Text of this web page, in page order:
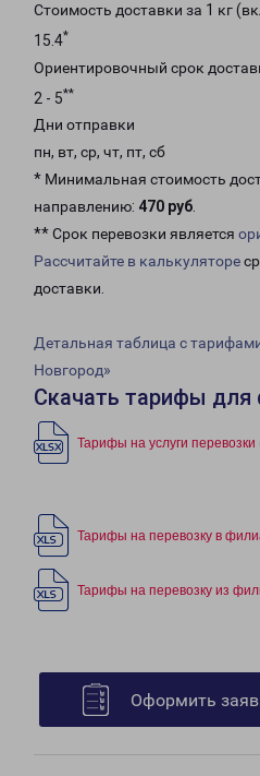
Стоимость доставки за 1 кг
15.4*
Ориентировочный срок
2 - 5**
Дни отправки
пн, вт, ср, чт, пт, сб
* Минимальная стоимость
направлению: 470 руб.
** Срок перевозки является
Рассчитайте в калькуляторе
доставки.
Детальная таблица с
Новгород»
Скачать тарифы для
Тарифы на услуги перевозки
Тарифы на перевозку в
Тарифы на перевозку из
Оформить